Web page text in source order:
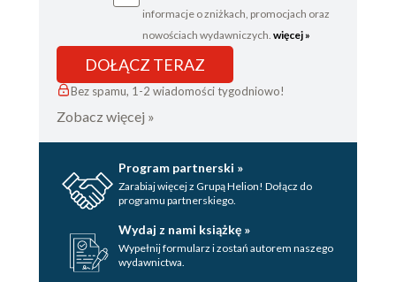
informacje o zniżkach, promocjach oraz
nowościach wydawniczych. więcej »
DOŁĄCZ TERAZ
Bez spamu, 1-2 wiadomości tygodniowo!
Zobacz więcej »
Program partnerski »
Zarabiaj więcej z Grupą Helion! Dołącz do
programu partnerskiego.
Wydaj z nami książkę »
Wypełnij formularz i zostań autorem naszego
wydawnictwa.